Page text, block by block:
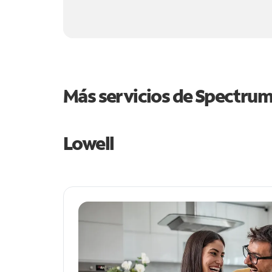
Más servicios de
Lowell